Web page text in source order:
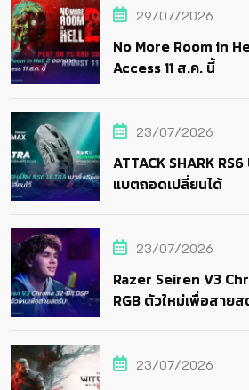
29/07/2026
No More Room in
Access 11 ส.ค. นี้
23/07/2026
ATTACK SHARK
แบตถอดเปลี่ยนได้
23/07/2026
Razer Seiren V3
RGB ตัวใหม่เพื่อสาย
23/07/2026